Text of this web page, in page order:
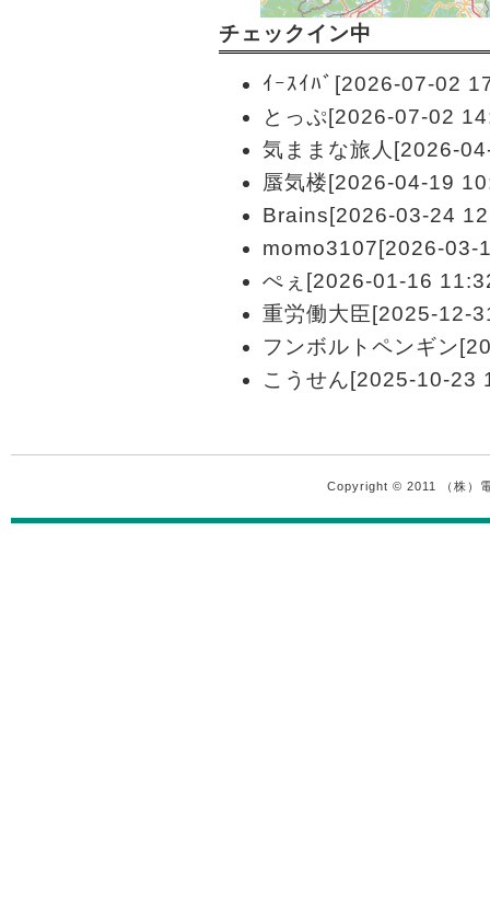
チェックイン中
ｲｰｽｲﾊﾞ[2026-07-02
とっぷ[2026-07-02
気ままな旅人[2026-
蜃気楼[2026-04-19
Brains[2026-03-24
momo3107[2026-03-
ぺぇ[2026-01-16
重労働大臣[2025-12-
フンボルトペンギン
こうせん[2025-10-23
Copyright © 2011 （株）